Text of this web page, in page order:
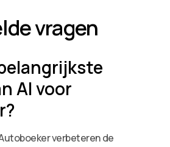
vragen
AI voor
verbeteren de